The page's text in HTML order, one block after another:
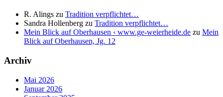
R. Alings zu Tradition verpflichtet…
Sandra Hollenberg zu Tradition verpflichtet…
Mein Blick auf Oberhausen ‹ www.ge-weierheide.de zu Mein
Blick auf Oberhausen, Jg. 12
Archiv
Mai 2026
Januar 2026